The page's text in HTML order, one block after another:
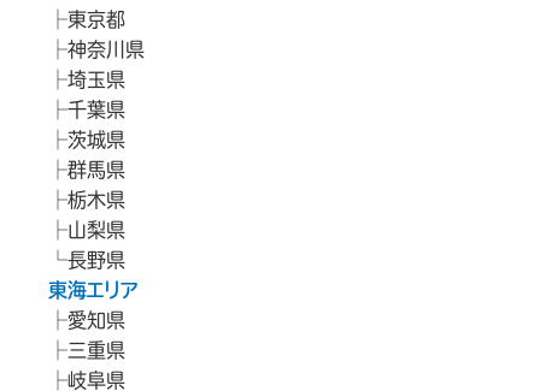
東京都
神奈川県
埼玉県
千葉県
茨城県
群馬県
栃木県
山梨県
長野県
東海エリア
愛知県
三重県
岐阜県